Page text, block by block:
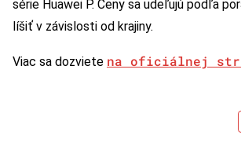
série Huawei P. Ceny sa udeľujú podľa
líšiť v závislosti od krajiny.
Viac sa dozviete na oficiálnej